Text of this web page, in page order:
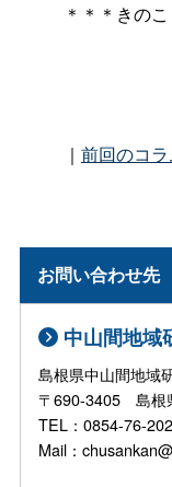
＊＊＊きの
｜ 前回のコ
お問い合わせ先
中山間地域
島根県中山間地域
〒690-3405 島根
TEL：0854-76-
Mail：